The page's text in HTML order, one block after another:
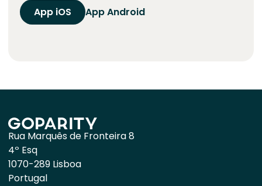
App iOS
App Android
Rua Marquês de Fronteira 8
4º Esq
1070-289 Lisboa
Portugal